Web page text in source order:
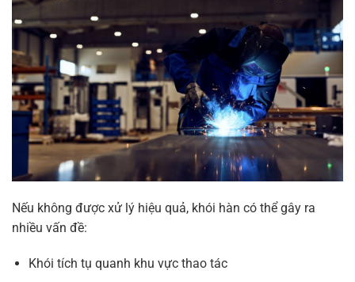
Nếu không được xử lý hiệu quả, khói hàn có thể gây ra
nhiều vấn đề:
Khói tích tụ quanh khu vực thao tác